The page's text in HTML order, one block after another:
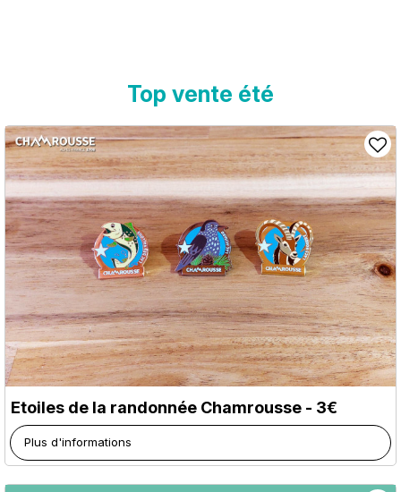
Top vente été
Etoiles de la randonnée Chamrousse - 3€
Plus d'informations